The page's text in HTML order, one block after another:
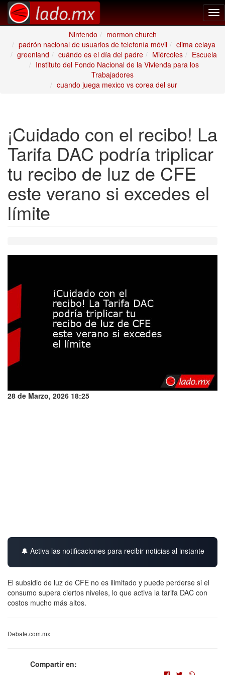
Nintendo
mormon church
padrón nacional de usuarios de telefonía móvil
clima celaya
greenland
cuándo es el día del padre Miércoles
Escuela
Instituto del Fondo Nacional de la Vivienda para los
Trabajadores
cuando juega mexico vs corea del sur
¡Cuidado con el recibo! La
Tarifa DAC podría triplicar
tu recibo de luz de CFE
este verano si excedes el
límite
28 de Marzo, 2026 18:25
🔔 Activa las notificaciones para recibir noticias al instante
El subsidio de luz de CFE no es ilimitado y puede perderse si el
consumo supera ciertos niveles, lo que activa la tarifa DAC con
costos mucho más altos.
Debate.com.mx
Compartir en: